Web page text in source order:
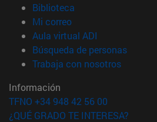
Biblioteca
Mi correo(abre en nueva
Aula virtual ADI
Búsqueda de personas(abre
Trabaja con nosotros(abre en
Información
TFNO +34 948 42 56 00
¿QUÉ GRADO TE INTERESA?